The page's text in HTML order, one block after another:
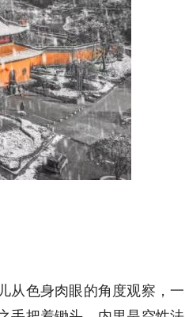
从色身肉眼的角度观察，一